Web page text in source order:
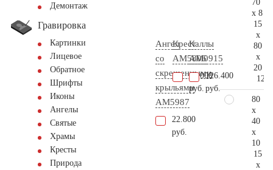
Демонтаж
Гравировка
Картинки
Лицевое
Обратное
Шрифты
Иконы
Ангелы
Святые
Храмы
Кресты
Природа
Ангел
со
скрещенными
крыльями
AM5987
22.800
руб.
Крест
AM5806
16.000
руб.
Каллы
AM0915
126.400
руб.
70
x 8
15
x
80
x
20
80
x
40
x
10
15
x